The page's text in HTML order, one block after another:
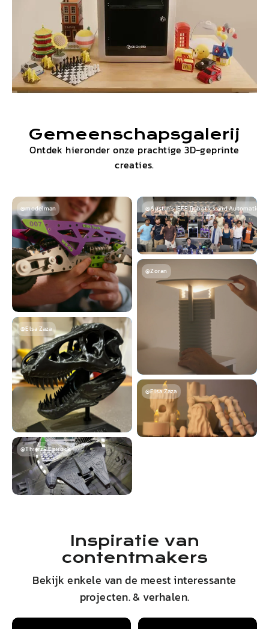
Gemeenschapsgalerij
Ontdek hieronder onze prachtige 3D-geprinte
creaties.
@modelman
@Elsa Zaza
@Thierry Epirock
@Austin's IEEE Robotics and Automation
@Zoran
@Elsa Zaza
Inspiratie van
contentmakers
Bekijk enkele van de meest interessante
projecten. & verhalen.